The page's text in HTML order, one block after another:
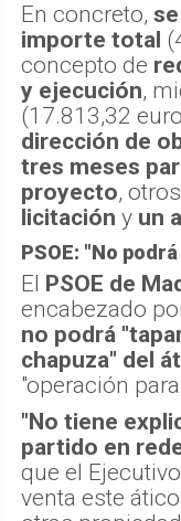
En concreto,
importe total
concepto de
y ejecución,
(17.813,32
dirección de
tres meses
proyecto, otros
licitación y un
PSOE: "No
El PSOE de
encabezado
no podrá
chapuza" del
"operación
"No tiene
partido en
que el
venta este